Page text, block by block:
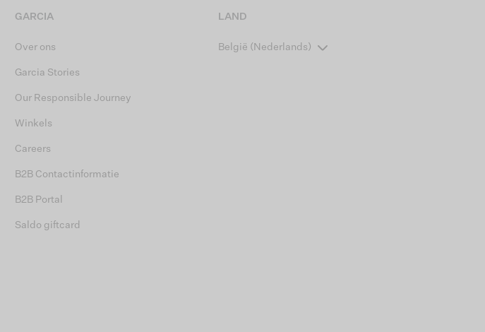
GARCIA
Over ons
Garcia Stories
Our Responsible Journey
Winkels
Careers
B2B Contactinformatie
B2B Portal
Saldo giftcard
LAND
België (Nederlands)